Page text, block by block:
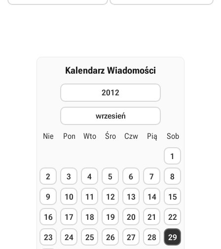
Kalendarz Wiadomości
2012
wrzesień
Nie Pon Wto Śro Czw Pią Sob
1
2 3 4 5 6 7 8
9 10 11 12 13 14 15
16 17 18 19 20 21 22
23 24 25 26 27 28 29